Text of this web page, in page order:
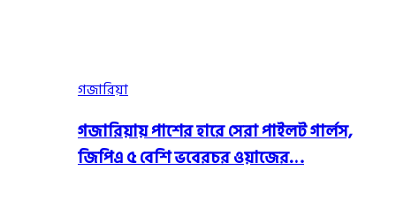
গজারিয়া
গজারিয়ায় পাশের হারে সেরা পাইলট গার্লস,
জিপিএ ৫ বেশি ভবেরচর ওয়াজের…